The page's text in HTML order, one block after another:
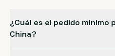
¿Cuál es el pedido mínimo
China?